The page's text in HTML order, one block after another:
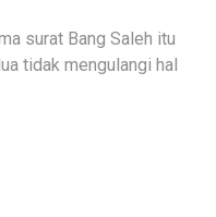
surat Bang Saleh itu
tidak mengulangi hal